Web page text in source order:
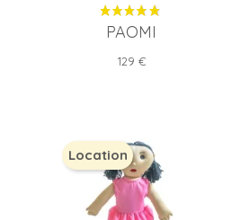
PAOMI
Prix
129 €
Location